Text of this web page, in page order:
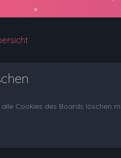
Cookies des Boards löschen